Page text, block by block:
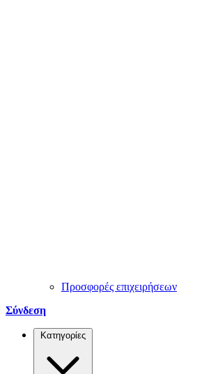
Προσφορές επιχειρήσεων
Σύνδεση
Κατηγορίες